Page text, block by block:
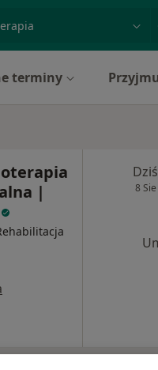
badanie lub
terminy
|
Dziś
8 Sie